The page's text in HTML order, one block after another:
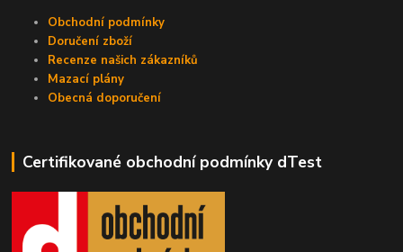
Obchodní podmínky
Doručení zboží
Recenze našich zákazníků
Mazací plány
Obecná doporučení
Certifikované obchodní podmínky dTest